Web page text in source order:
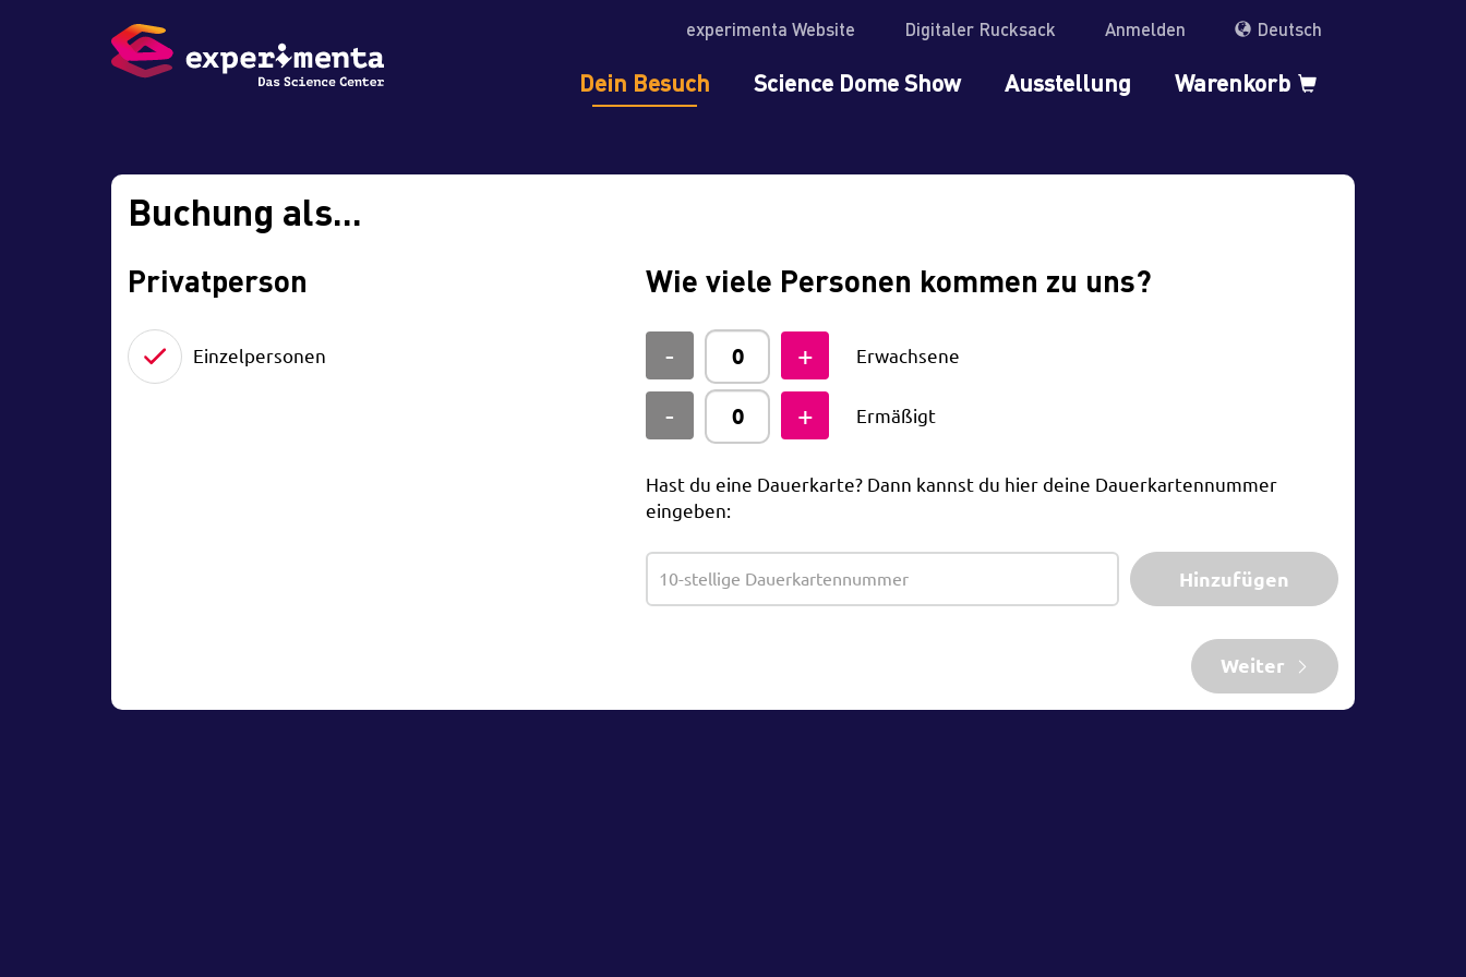
experimenta Website Digitaler Rucksack Anmelden Deutsch
Dein Besuch Science Dome Show Ausstellung Warenkorb
Buchung als...
Privatperson
Einzelpersonen
Wie viele Personen kommen zu uns?
Erwachsene
Ermäßigt
Hast du eine Dauerkarte? Dann kannst du hier deine Dauerkartennummer
eingeben:
Hinzufügen
Weiter